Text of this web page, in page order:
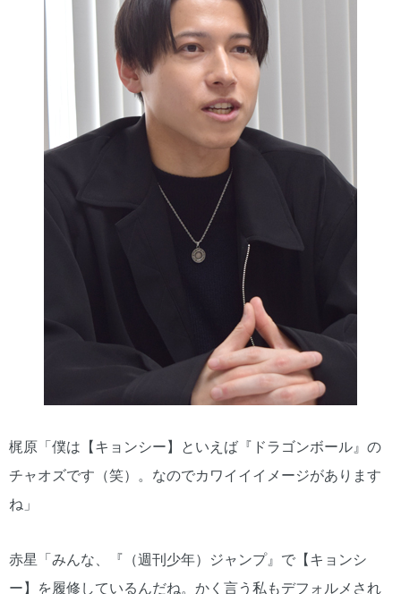
梶原「僕は【キョンシー】といえば『ドラゴンボール』の
チャオズです（笑）。なのでカワイイイメージがあります
ね」
赤星「みんな、『（週刊少年）ジャンプ』で【キョンシ
ー】を履修しているんだね。かく言う私もデフォルメされ